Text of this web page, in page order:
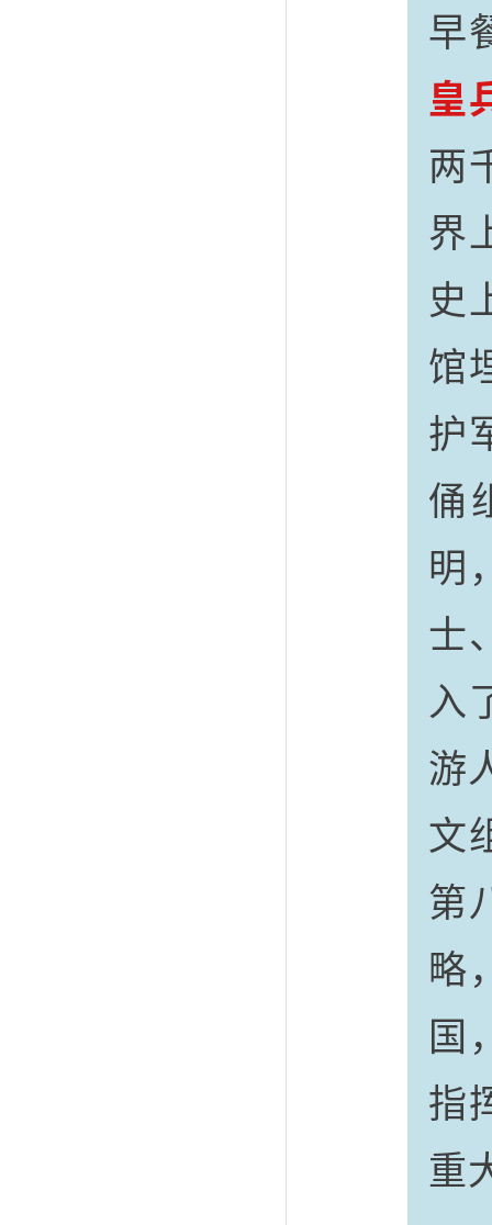
早
皇
两
界
史
馆
护
俑
明
士
入
游
文
第
略
国
指
重